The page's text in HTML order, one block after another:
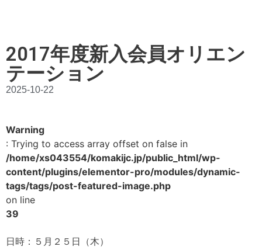
2017年度新入会員オリエン
テーション
2025-10-22
Warning
: Trying to access array offset on false in
/home/xs043554/komakijc.jp/public_html/wp-
content/plugins/elementor-pro/modules/dynamic-
tags/tags/post-featured-image.php
on line
39
日時：５月２５日（木）